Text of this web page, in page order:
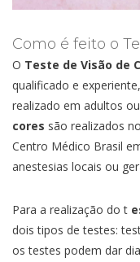
Como é feito o
O Teste de Visão de
qualificado e
realizado em adultos
cores são realizados
Centro Médico Brasil
anestesias locais ou
Para a realização do t
dois tipos de testes:
os testes podem dar